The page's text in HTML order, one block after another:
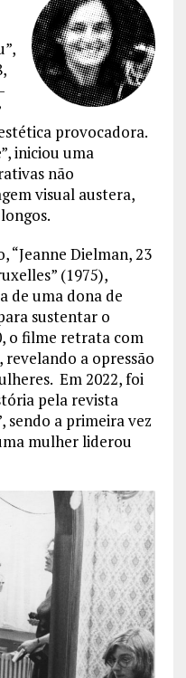
provocadora.
iniciou uma
não
visual austera,
“Jeanne Dielman, 23
(1975),
de uma dona de
sustentar o
o filme retrata com
a opressão
Em 2022, foi
pela revista
sendo a primeira vez
mulher liderou